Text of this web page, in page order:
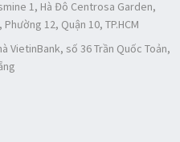
1, Hà Đô Centrosa Garden,
12, Quận 10, TP.HCM
VietinBank, số 36 Trần Quốc Toản,